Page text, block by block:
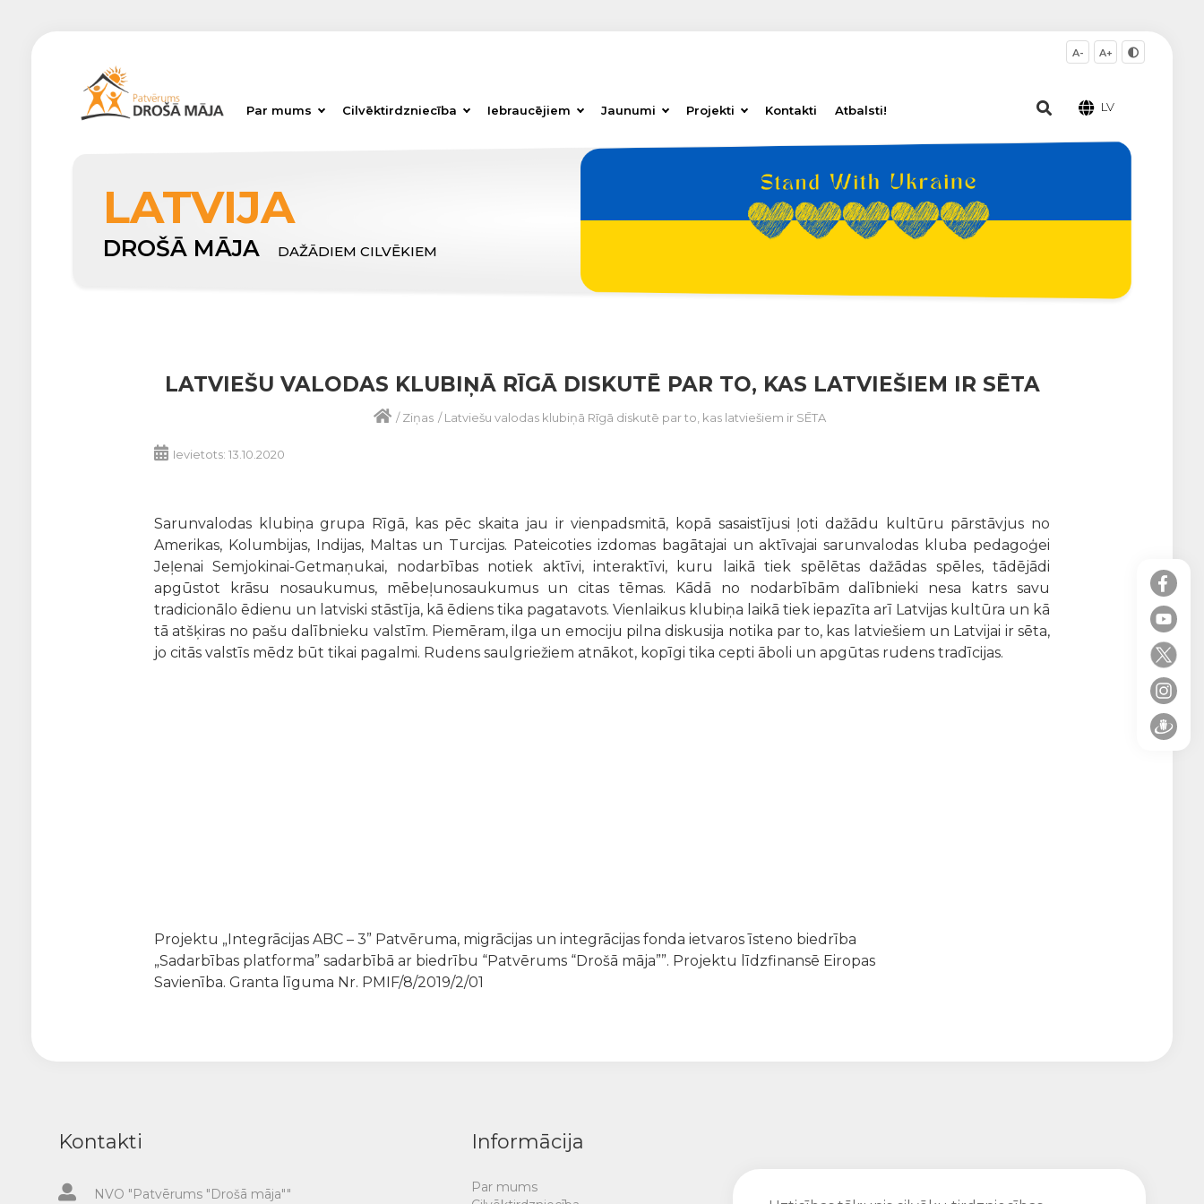
Par mums Cilvēktirdzniecība Iebraucējiem Jaunumi Projekti Kontakti Atbalsti!
A- A+
LV
LATVIJA
DROŠĀ MĀJA DAŽĀDIEM CILVĒKIEM
LATVIEŠU VALODAS KLUBIŅĀ RĪGĀ DISKUTĒ PAR TO, KAS LATVIEŠIEM IR SĒTA
/Ziņas /Latviešu valodas klubiņā Rīgā diskutē par to, kas latviešiem ir SĒTA
Ievietots: 13.10.2020
Sarunvalodas klubiņa grupa Rīgā, kas pēc skaita jau ir vienpadsmitā, kopā sasaistījusi ļoti dažādu kultūru pārstāvjus no
Amerikas, Kolumbijas, Indijas, Maltas un Turcijas. Pateicoties izdomas bagātajai un aktīvajai sarunvalodas kluba pedagoģei
Jeļenai Semjokinai-Getmaņukai, nodarbības notiek aktīvi, interaktīvi, kuru laikā tiek spēlētas dažādas spēles, tādējādi
apgūstot krāsu nosaukumus, mēbeļunosaukumus un citas tēmas. Kādā no nodarbībām dalībnieki nesa katrs savu
tradicionālo ēdienu un latviski stāstīja, kā ēdiens tika pagatavots. Vienlaikus klubiņa laikā tiek iepazīta arī Latvijas kultūra un kā
tā atšķiras no pašu dalībnieku valstīm. Piemēram, ilga un emociju pilna diskusija notika par to, kas latviešiem un Latvijai ir sēta,
jo citās valstīs mēdz būt tikai pagalmi. Rudens saulgriežiem atnākot, kopīgi tika cepti āboli un apgūtas rudens tradīcijas.
Projektu „Integrācijas ABC – 3” Patvēruma, migrācijas un integrācijas fonda ietvaros īsteno biedrība
„Sadarbības platforma” sadarbībā ar biedrību “Patvērums “Drošā māja””. Projektu līdzfinansē Eiropas
Savienība. Granta līguma Nr. PMIF/8/2019/2/01
Kontakti
NVO "Patvērums "Drošā māja""
Informācija
Par mums